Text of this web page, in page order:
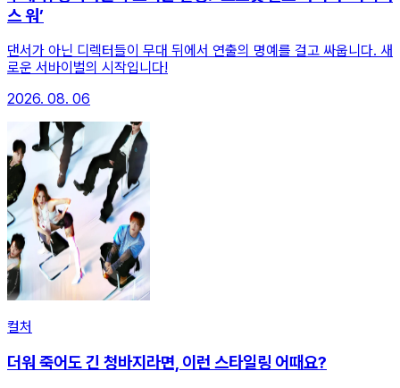
스 워’
댄서가 아닌 디렉터들이 무대 뒤에서 연출의 명예를 걸고 싸웁니다. 새
로운 서바이벌의 시작입니다!
2026. 08. 06
컬처
더워 죽어도 긴 청바지라면, 이런 스타일링 어때요?